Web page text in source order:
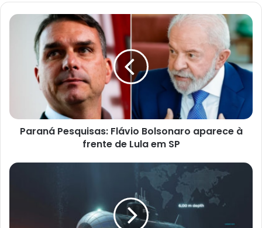
Paraná
Pesquisas:
Bolsonaro
aparece
Lula
Paraná Pesquisas: Flávio Bolsonaro aparece à
frente de Lula em SP
Enquanto